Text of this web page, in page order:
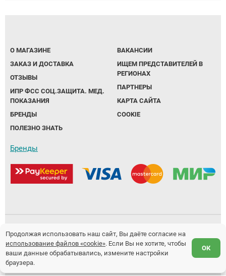
О МАГАЗИНЕ
ЗАКАЗ И ДОСТАВКА
ОТЗЫВЫ
ИПР ФСС СОЦ.ЗАЩИТА. МЕД.
ПОКАЗАНИЯ
БРЕНДЫ
ПОЛЕЗНО ЗНАТЬ
ВАКАНСИИ
ИЩЕМ ПРЕДСТАВИТЕЛЕЙ В
РЕГИОНАХ
ПАРТНЕРЫ
КАРТА САЙТА
COOKIE
Бренды
Политика обработки персональных данных
Предложение не является публичной офертой.
Продолжая использовать наш сайт, Вы даёте согласие на
использование файлов «cookie». Если Вы не хотите, чтобы
ваши данные обрабатывались, измените настройки
браузера.
ОК